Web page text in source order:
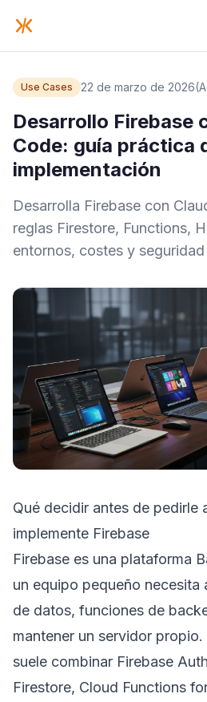
Use Cases 22 de marzo de 2026
Desarrollo Firebase
Code: guía práctica
implementación
Desarrolla Firebase con
reglas Firestore, Functions,
entornos, costes y
Qué decidir antes de pedirle
implemente Firebase
Firebase es una plataforma
un equipo pequeño necesita
de datos, funciones de
mantener un servidor
suele combinar Firebase
Firestore, Cloud Functions